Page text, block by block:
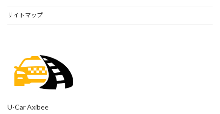
サイトマップ
U-Car Axibee